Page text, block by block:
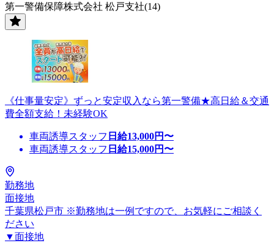
第一警備保障株式会社 松戸支社(14)
《仕事量安定》ずっと安定収入なら第一警備★高日給＆交通
費全額支給！未経験OK
車両誘導スタッフ 日給13,000円〜
車両誘導スタッフ 日給15,000円〜
勤務地
面接地
千葉県松戸市 ※勤務地は一例ですので、お気軽にご相談く
ださい
▼面接地